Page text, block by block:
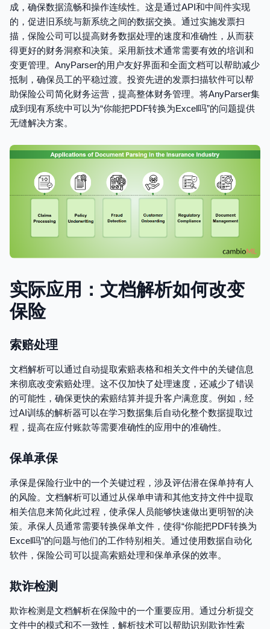
成，确保数据流畅和操作连续性。这是通过API和中间件实现
的，促进旧系统与新系统之间的数据交换。通过实施发票扫
描，保险公司可以提高财务数据处理的速度和准确性，从而获
得更好的财务洞察和决策。采用新技术通常需要有效的培训和
变更管理。AnyParser的用户友好界面和全面文档可以帮助减少
抵制，确保员工的平稳过渡。投资先进的发票扫描软件可以帮
助保险公司简化财务运营，提高整体财务管理。将AnyParser集
成到现有系统中可以为“你能把PDF转换为Excel吗”的问题提供
无缝解决方案。
实际应用：文档解析如何改变
保险
索赔处理
文档解析可以通过自动提取索赔表格和相关文件中的关键信息
来彻底改变索赔处理。这不仅加快了处理速度，还减少了错误
的可能性，确保更快的索赔结算并提升客户满意度。例如，经
过AI训练的解析器可以在学习数据集后自动化整个数据提取过
程，提高在应付账款等需要准确性的应用中的准确性。
保单承保
承保是保险行业中的一个关键过程，涉及评估潜在保单持有人
的风险。文档解析可以通过从保单申请和其他支持文件中提取
相关信息来简化此过程，使承保人员能够快速做出更明智的决
策。承保人员通常需要转换保单文件，使得“你能把PDF转换为
Excel吗”的问题与他们的工作特别相关。通过使用数据自动化
软件，保险公司可以提高索赔处理和保单承保的效率。
欺诈检测
欺诈检测是文档解析在保险中的一个重要应用。通过分析提交
文件中的模式和不一致性，解析技术可以帮助识别欺诈性索